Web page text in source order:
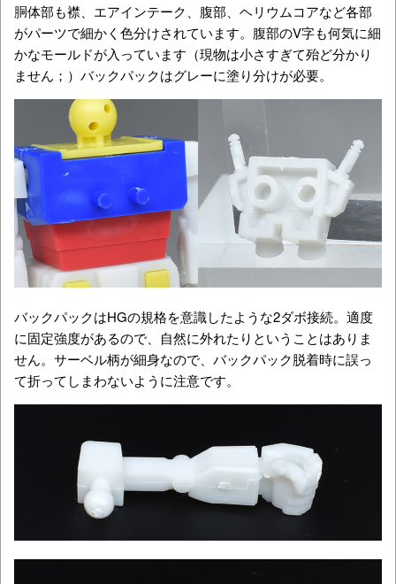
胴体部も襟、エアインテーク、腹部、ヘリウムコアなど各部
がパーツで細かく色分けされています。腹部のV字も何気に細
かなモールドが入っています（現物は小さすぎて殆ど分かり
ません；）バックパックはグレーに塗り分けが必要。
バックパックはHGの規格を意識したような2ダボ接続。適度
に固定強度があるので、自然に外れたりということはありま
せん。サーベル柄が細身なので、バックパック脱着時に誤っ
て折ってしまわないように注意です。